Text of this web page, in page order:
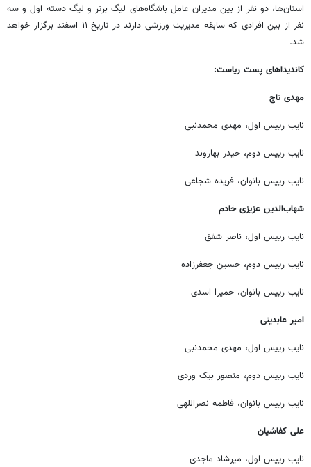
استان‌ها، دو نفر از بین مدیران عامل باشگاه‌های لیگ برتر و لیگ دسته اول و سه
نفر از بین افرادی که سابقه مدیریت ورزشی دارند در تاریخ ۱۱ اسفند برگزار خواهد
شد.
کاندیداهای پست ریاست:
مهدی تاج
نایب رییس اول، مهدی محمدنبی
نایب رییس دوم، حیدر بهاروند
نایب رییس بانوان، فریده شجاعی
شهاب‌الدین عزیزی‌ خادم
نایب رییس اول، ناصر شفق
نایب رییس دوم، حسین جعفرزاده
نایب رییس بانوان، حمیرا اسدی
امیر عابدینی
نایب رییس اول، مهدی محمدنبی
نایب رییس دوم، منصور بیک وردی
نایب رییس بانوان، فاطمه نصراللهی
علی کفاشیان
نایب رییس اول، میرشاد ماجدی